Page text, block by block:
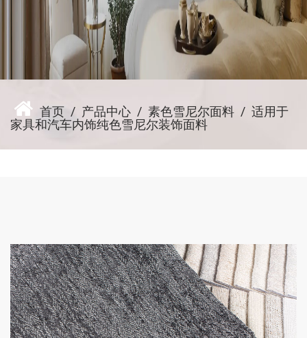
首页 / 产品中心 / 素色雪尼尔面料 / 适用于
家具和汽车内饰纯色雪尼尔装饰面料